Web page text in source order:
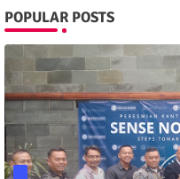
POPULAR POSTS